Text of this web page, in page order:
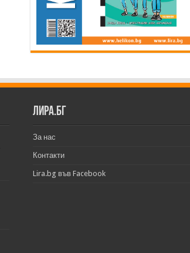
Лира.бг
За нас
Контакти
Lira.bg във Facebook